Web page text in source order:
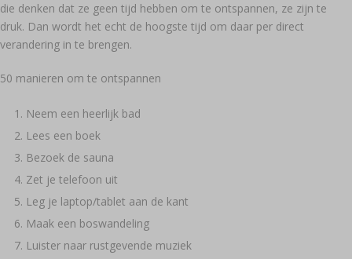
die denken dat ze geen tijd hebben om te ontspannen, ze zijn te
druk. Dan wordt het echt de hoogste tijd om daar per direct
verandering in te brengen.
50 manieren om te ontspannen
Neem een heerlijk bad
Lees een boek
Bezoek de sauna
Zet je telefoon uit
Leg je laptop/tablet aan de kant
Maak een boswandeling
Luister naar rustgevende muziek